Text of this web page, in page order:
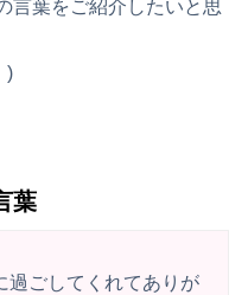
言葉をご紹介したいと思
)
葉
過ごしてくれてありが